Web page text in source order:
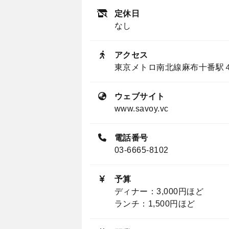
定休日
なし
アクセス
東京メトロ南北線麻布十番駅
ウェブサイト
www.savoy.vc
電話番号
03-6665-8102
予算
ディナー：3,000円ほど
ランチ：1,500円ほど